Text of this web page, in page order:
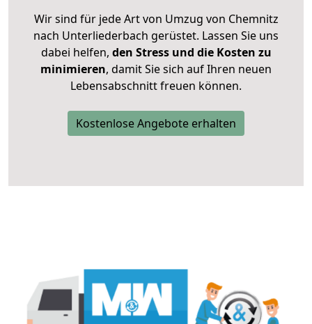
Wir sind für jede Art von Umzug von Chemnitz
nach Unterliederbach gerüstet. Lassen Sie uns
dabei helfen, den Stress und die Kosten zu
minimieren, damit Sie sich auf Ihren neuen
Lebensabschnitt freuen können.
Kostenlose Angebote erhalten